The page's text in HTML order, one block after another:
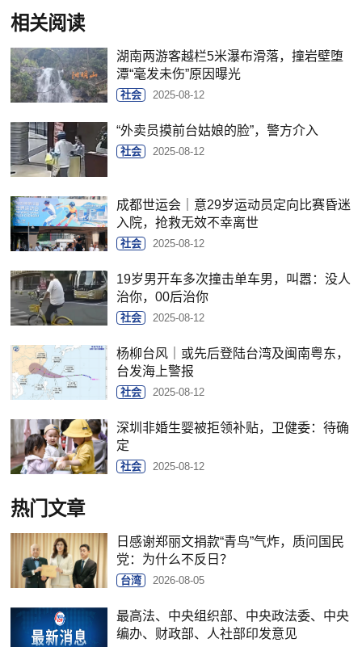
相关阅读
湖南两游客越栏5米瀑布滑落，撞岩壁堕
潭“毫发未伤”原因曝光
社会 2025-08-12
“外卖员摸前台姑娘的脸”，警方介入
社会 2025-08-12
成都世运会｜意29岁运动员定向比赛昏迷
入院，抢救无效不幸离世
社会 2025-08-12
19岁男开车多次撞击单车男，叫嚣：没人
治你，00后治你
社会 2025-08-12
杨柳台风｜或先后登陆台湾及闽南粤东，
台发海上警报
社会 2025-08-12
深圳非婚生婴被拒领补贴，卫健委：待确
定
社会 2025-08-12
热门文章
日感谢郑丽文捐款“青鸟”气炸，质问国民
党：为什么不反日？
台湾 2026-08-05
最高法、中央组织部、中央政法委、中央
编办、财政部、人社部印发意见